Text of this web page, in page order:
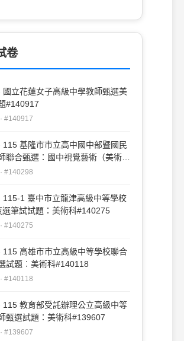
術 (B)表現主義 (C)
(D)影像藝術
卷
國立花蓮女子高級中學教師甄選美
#140917
#140917
115 基隆市市立高中國中部暨國民
聯合甄選：國中視覺藝術（美術）
#140298
115-1 臺中市立龍津高級中等學校
選筆試試題：美術科#140275
#140275
115 高雄市市立高級中等學校聯合
試題︰美術科#140118
#140118
115 教育部受託辦理公立高級中等
甄選試題：美術科#139607
#139607